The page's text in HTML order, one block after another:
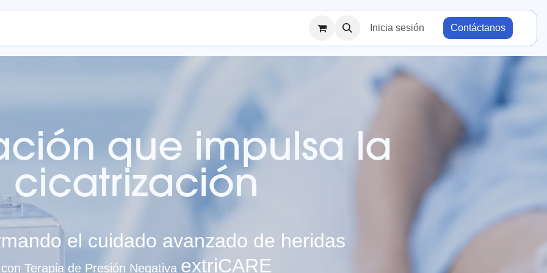
Inicia sesión Contáctanos
que impulsa la
cicatrización
el cuidado avanzado de heridas
con Terapia de Presión Negativa extriCARE